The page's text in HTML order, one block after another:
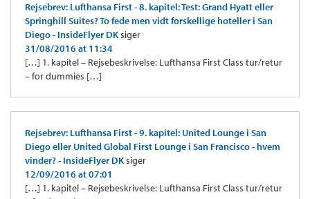
Rejsebrev: Lufthansa First - 8. kapitel: Test: Grand Hyatt eller
Springhill Suites? To fede men vidt forskellige hoteller i San
Diego - InsideFlyer DKsiger
31/08/2016 at 11:34
[…] 1. kapitel – Rejsebeskrivelse: Lufthansa First Class tur/retur
– for dummies […]
Rejsebrev: Lufthansa First - 9. kapitel: United Lounge i San
Diego eller United Global First Lounge i San Francisco - hvem
vinder? - InsideFlyer DKsiger
12/09/2016 at 07:01
[…] 1. kapitel – Rejsebeskrivelse: Lufthansa First Class tur/retur